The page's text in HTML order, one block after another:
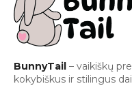
BunnyTail – vaikiškų
kokybiškus ir stilingus